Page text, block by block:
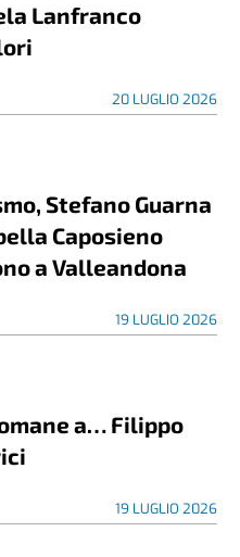
Lanfranco
20 LUGLIO 2026
Stefano Guarna
Caposieno
a Valleandona
19 LUGLIO 2026
a… Filippo
19 LUGLIO 2026